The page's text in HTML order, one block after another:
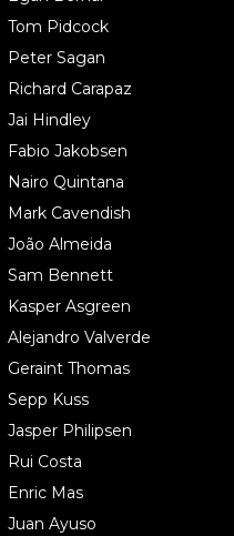
Tom Pidcock
Peter Sagan
Richard Carapaz
Jai Hindley
Fabio Jakobsen
Nairo Quintana
Mark Cavendish
João Almeida
Sam Bennett
Kasper Asgreen
Alejandro Valverde
Geraint Thomas
Sepp Kuss
Jasper Philipsen
Rui Costa
Enric Mas
Juan Ayuso